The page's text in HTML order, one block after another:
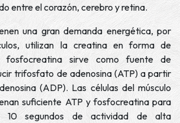
entre el corazón, cerebro y retina.
una gran demanda energética, por
utilizan la creatina en forma de
fosfocreatina sirve como fuente de
trifosfato de adenosina (ATP) a partir
(ADP). Las células del músculo
suficiente ATP y fosfocreatina para
10 segundos de actividad de alta